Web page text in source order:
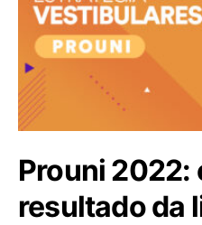
Prouni 2022:
resultado da